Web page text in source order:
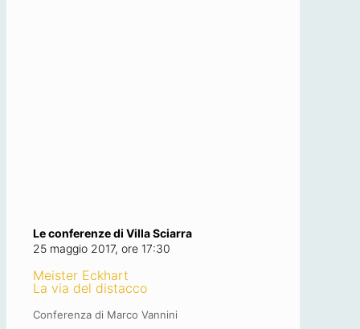
Le conferenze di Villa Sciarra
25 maggio 2017, ore 17:30
Meister Eckhart
La via del distacco
Conferenza di Marco Vannini